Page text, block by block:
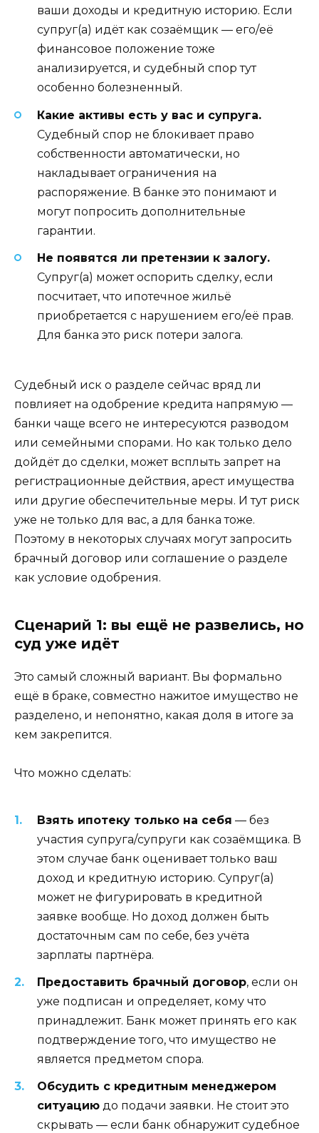
ваши доходы и кредитную историю. Если
супруг(а) идёт как созаёмщик — его/её
финансовое положение тоже
анализируется, и судебный спор тут
особенно болезненный.
Какие активы есть у вас и супруга.
Судебный спор не блокивает право
собственности автоматически, но
накладывает ограничения на
распоряжение. В банке это понимают и
могут попросить дополнительные
гарантии.
Не появятся ли претензии к залогу.
Супруг(а) может оспорить сделку, если
посчитает, что ипотечное жильё
приобретается с нарушением его/её прав.
Для банка это риск потери залога.
Судебный иск о разделе сейчас вряд ли
повлияет на одобрение кредита напрямую —
банки чаще всего не интересуются разводом
или семейными спорами. Но как только дело
дойдёт до сделки, может всплыть запрет на
регистрационные действия, арест имущества
или другие обеспечительные меры. И тут риск
уже не только для вас, а для банка тоже.
Поэтому в некоторых случаях могут запросить
брачный договор или соглашение о разделе
как условие одобрения.
Сценарий 1: вы ещё не развелись, но
суд уже идёт
Это самый сложный вариант. Вы формально
ещё в браке, совместно нажитое имущество не
разделено, и непонятно, какая доля в итоге за
кем закрепится.
Что можно сделать:
Взять ипотеку только на себя — без
участия супруга/супруги как созаёмщика. В
этом случае банк оценивает только ваш
доход и кредитную историю. Супруг(а)
может не фигурировать в кредитной
заявке вообще. Но доход должен быть
достаточным сам по себе, без учёта
зарплаты партнёра.
Предоставить брачный договор, если он
уже подписан и определяет, кому что
принадлежит. Банк может принять его как
подтверждение того, что имущество не
является предметом спора.
Обсудить с кредитным менеджером
ситуацию до подачи заявки. Не стоит это
скрывать — если банк обнаружит судебное